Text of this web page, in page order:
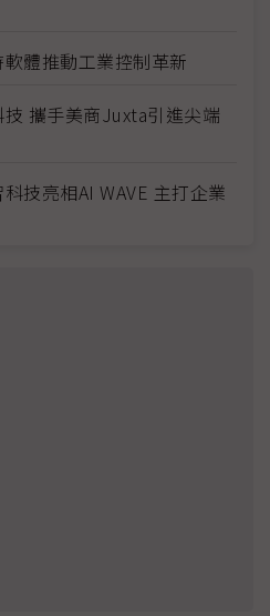
體推動工業控制革新
攜手美商Juxta引進尖端
技亮相AI WAVE 主打企業